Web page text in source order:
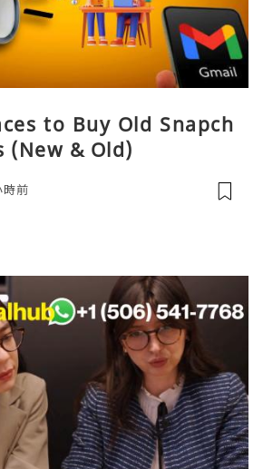
to Buy Old Snapch
(New & Old)
時前